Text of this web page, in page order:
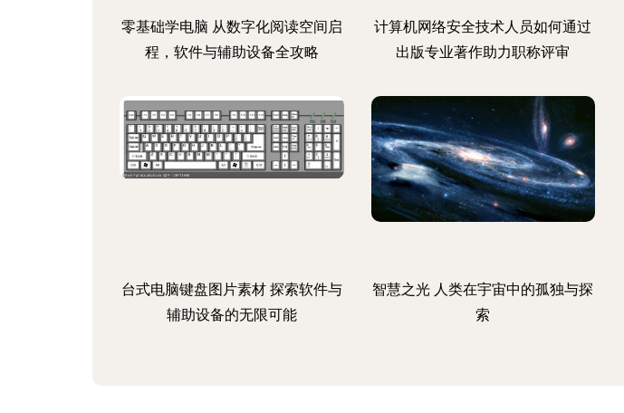
零基础学电脑 从数字化阅读空间启
程，软件与辅助设备全攻略
计算机网络安全技术人员如何通过
出版专业著作助力职称评审
台式电脑键盘图片素材 探索软件与
辅助设备的无限可能
智慧之光 人类在宇宙中的孤独与探
索